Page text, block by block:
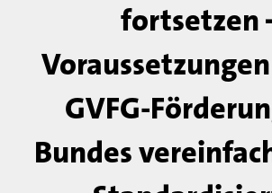
fortsetzen
GVFG-
Bundes